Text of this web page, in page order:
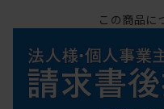
この商品に